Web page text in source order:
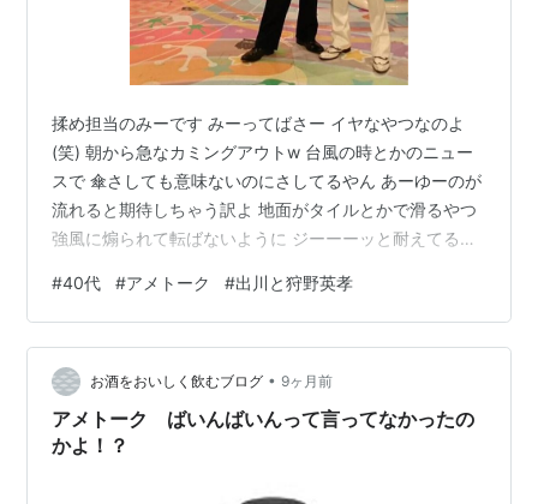
揉め担当のみーです みーってばさー イヤなやつなのよ
(笑) 朝から急なカミングアウトw 台風の時とかのニュー
スで 傘さしても意味ないのにさしてるやん あーゆーのが
流れると期待しちゃう訳よ 地面がタイルとかで滑るやつ
強風に煽られて転ばないように ジーーーッと耐えてる人
るやつ… たまらーーーん！ みーの大好物 な、イヤなやつ
やろー(笑) でも…スキなんよ♡ あとさー お笑い番組の落
とし穴 人が消えるあの瞬間がたまらなく… たまらなく…
ニヤけるw ほらなー、イヤなやつやろー(笑) まだある…
運動神経悪い芸能人のやつ アレは声出して笑ってしま…
#40代 #アメトーク #出川と狩野英孝
お酒をおいしく飲むブログ • 9ヶ月前
アメトーク ばいんばいんって言ってなかったの
かよ！？